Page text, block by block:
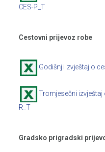
CES-P_T
Cestovni prijevoz robe
Godišnji izvještaj o
Tromjesečni
R_T
Gradsko prigradski